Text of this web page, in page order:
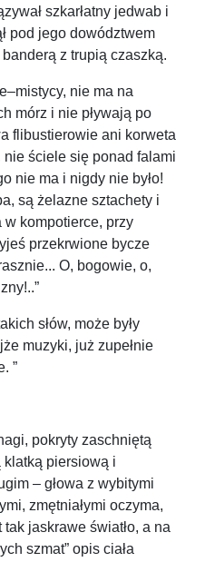
szkarłatny jedwab i
pod jego dowództwem
z trupią czaszką.
nie ma na
mórz i nie pływają po
flibustierowie ani korweta
ściele się ponad falami
nie ma i nigdy nie było!
są żelazne sztachety i
w kompotierce, przy
przekrwione bycze
O, bogowie, o,
słów, może były
muzyki, już zupełnie
”
pokryty zaschniętą
klatką piersiową i
– głowa z wybitymi
zmętniałymi oczyma,
jaskrawe światło, a na
szmat” opis ciała